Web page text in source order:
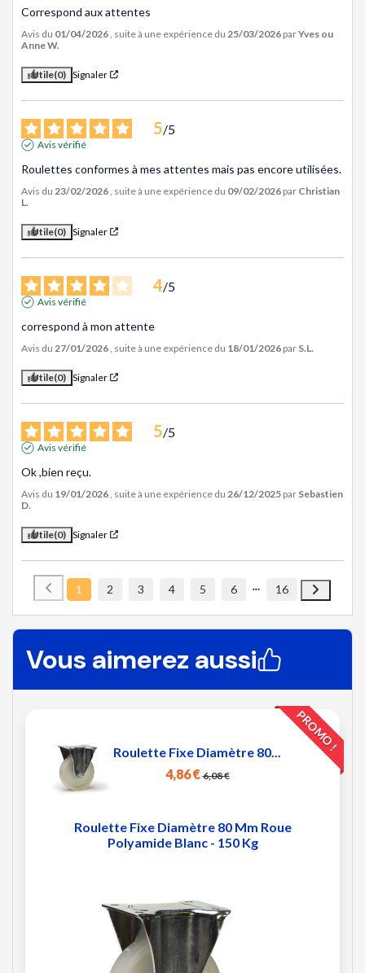
Correspond aux attentes
Avis du 01/04/2026 , suite à une expérience du 25/03/2026 parYves ou
Anne W.
Utile(0) Signaler
5/5
Avis vérifié
Roulettes conformes à mes attentes mais pas encore utilisées.
Avis du 23/02/2026 , suite à une expérience du 09/02/2026 par Christian
L.
Utile(0) Signaler
4/5
Avis vérifié
correspond à mon attente
Avis du 27/01/2026 , suite à une expérience du 18/01/2026 par S.L.
Utile(0) Signaler
5/5
Avis vérifié
Ok ,bien reçu.
Avis du 19/01/2026 , suite à une expérience du 26/12/2025 par Sebastien
D.
Utile(0) Signaler
1 2 3 4 5 6 16
Vous aimerez aussi
Roulette Fixe Diamètre 80...
4,86 €6,08 €
Roulette Fixe Diamètre 80 Mm Roue
Polyamide Blanc - 150 Kg
PROMO !